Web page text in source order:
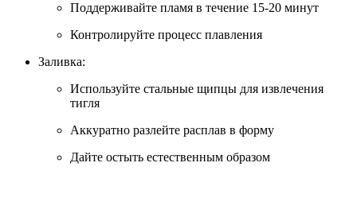
Поддерживайте пламя в течение 15-20 минут
Контролируйте процесс плавления
Заливка:
Используйте стальные щипцы для извлечения
тигля
Аккуратно разлейте расплав в форму
Дайте остыть естественным образом